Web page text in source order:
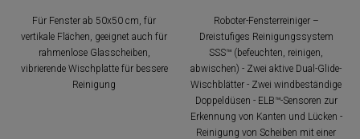
Für Fenster ab 50x50 cm, für
vertikale Flächen, geeignet auch für
rahmenlose Glasscheiben,
vibrierende Wischplatte für bessere
Reinigung
Roboter-Fensterreiniger –
Dreistufiges Reinigungssystem
SSS™ (befeuchten, reinigen,
abwischen) - Zwei aktive Dual-Glide-
Wischblätter - Zwei windbeständige
Doppeldüsen - ELB™-Sensoren zur
Erkennung von Kanten und Lücken -
Reinigung von Scheiben mit einer